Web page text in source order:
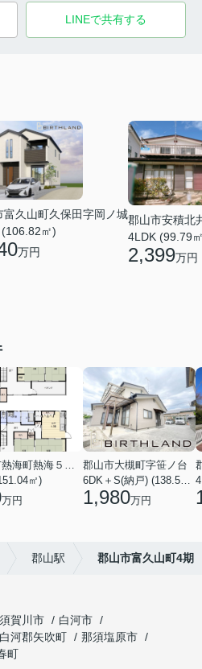
LINEで共有する
富久山町久保田字岡ノ城
㎡)
万円
郡山市安積北
4LDK (99.79
2,399万円
郡山市熱海町熱海５丁目
㎡)
万円
郡山市大槻町字笹ノ台
6DK＋S(納戸) (138.55㎡)
1,980万円
郡山駅 郡山市富久山町4期
須賀川市
白河市
河郡矢吹町
那須塩原市
町